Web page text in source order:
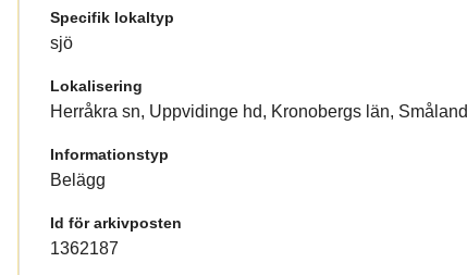
Specifik lokaltyp
sjö
Lokalisering
Herråkra sn, Uppvidinge hd, Kronobergs län, Småland
Informationstyp
Belägg
Id för arkivposten
1362187